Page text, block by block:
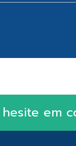
hesite em